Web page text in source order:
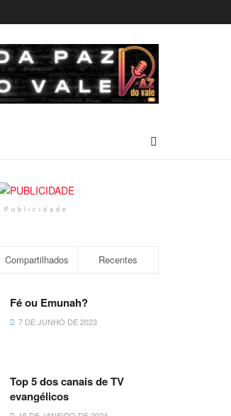
Publicidade
Compartilhados Recentes
Fé ou Emunah?
7 DE JUNHO DE 2023
Top 5 dos canais de TV
evangélicos